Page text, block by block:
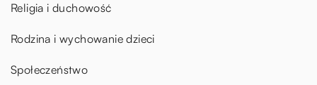
Religia i duchowość
Rodzina i wychowanie dzieci
Społeczeństwo